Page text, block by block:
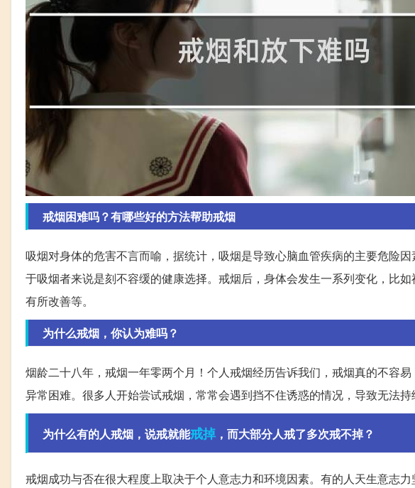
戒烟困难吗？有哪些好的方法帮助戒烟
吸烟对身体的危害不言而喻，据统计，吸烟是导致心脑血管疾病的主要危险
于吸烟者来说是刻不容缓的健康选择。戒烟后，身体会发生一系列变化，比
有所改善等。
为什么戒烟，你认为难吗？
烟龄二十八年，戒烟一年零两个月！个人戒烟经历告诉我们，戒烟真的不容
异常困难。很多人开始尝试戒烟，常常会遇到挡不住诱惑的情况，导致无法持
为什么有的人戒烟，说戒就能戒掉 ，而大部分人戒了多次戒不掉？
戒烟成功与否在很大程度上取决于个人意志力和环境因素。有的人天生意志